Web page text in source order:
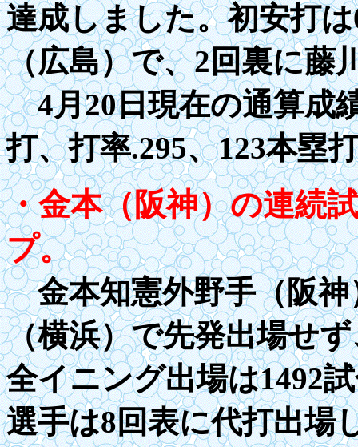
達成しました。初安打は
（広島）で、2回裏に藤
4月20日現在の通算成
打、打率.295、123本塁
・金本（阪神）の連続
プ。
金本知憲外野手（阪神
（横浜）で先発出場せず
全イニング出場は1492
選手は8回表に代打出場